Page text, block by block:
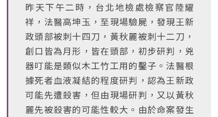
昨天下午二時，台北地檢處檢察官陸耀
祥，法醫高坤玉，至現場驗屍，發現王新
政頭部被刺十四刀，黃秋麗被刺十二刀，
創口皆為月形，皆在頭部，初步研判，兇
器叮能是類似木工竹工用的鑿子。法醫根
據死者血液凝結的程度研判，認為王新政
可能先遭殺害，但由現場研判，又以黃秋
麗先被殺害的可能性較大。由於命案發生